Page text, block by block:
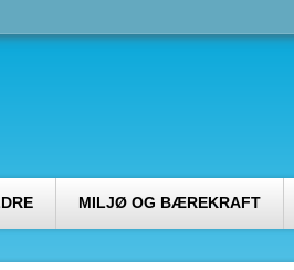
MILJØ OG BÆREKRAFT